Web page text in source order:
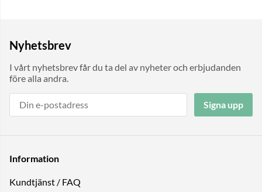
Nyhetsbrev
I vårt nyhetsbrev får du ta del av nyheter och erbjudanden
före alla andra.
Signa upp
Information
Kundtjänst / FAQ